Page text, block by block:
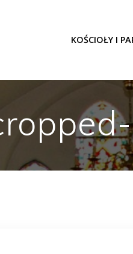
KOŚCIOŁY I